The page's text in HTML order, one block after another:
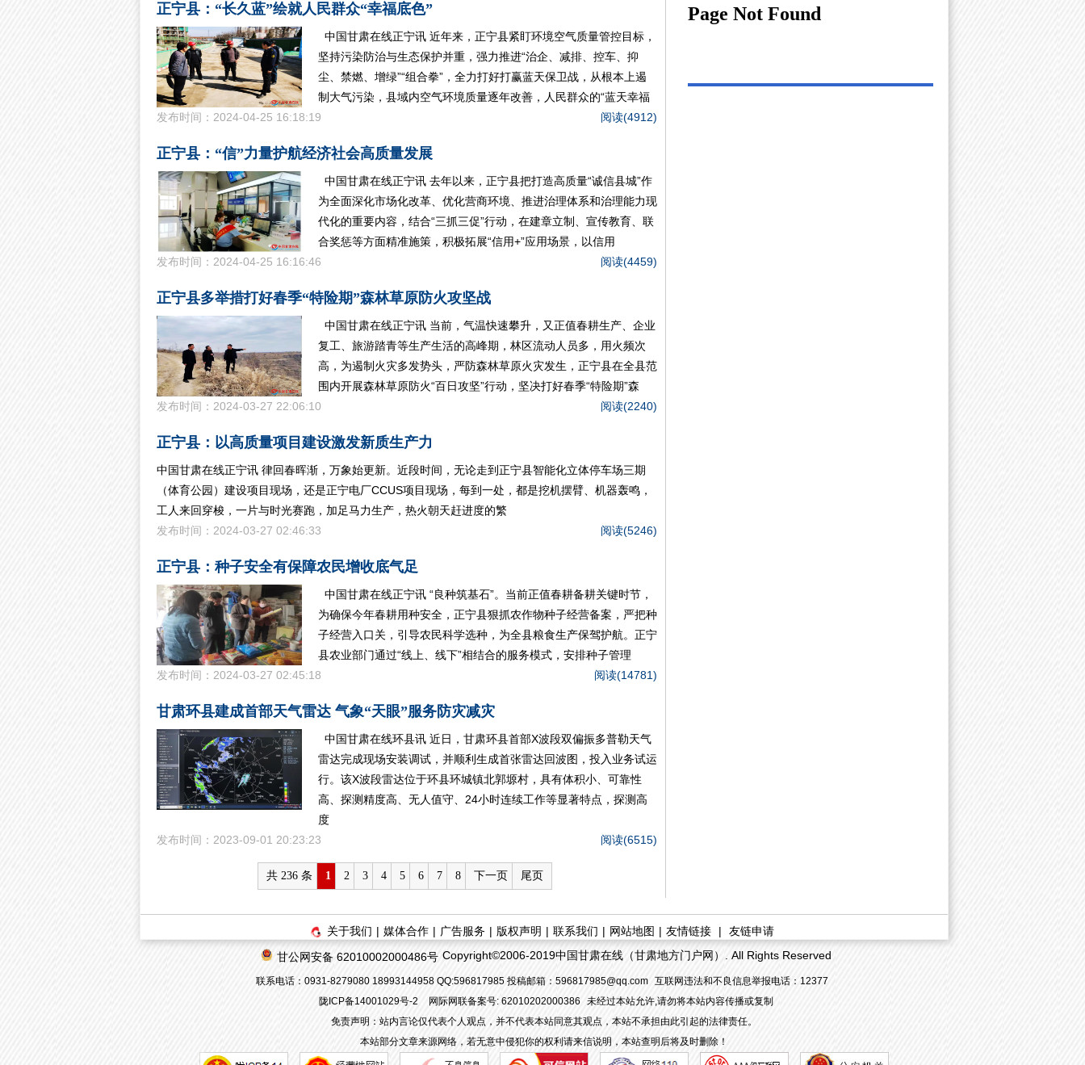
正宁县：“长久蓝”绘就人民群众“幸福底色”
中国甘肃在线正宁讯 近年来，正宁县紧盯环境空气质量管控目标，
坚持污染防治与生态保护并重，强力推进“治企、减排、控车、抑
尘、禁燃、增绿”“组合拳”，全力打好打赢蓝天保卫战，从根本上遏
制大气污染，县域内空气环境质量逐年改善，人民群众的“蓝天幸福
发布时间：2024-04-25 16:18:19
阅读(4912)
正宁县：“信”力量护航经济社会高质量发展
中国甘肃在线正宁讯 去年以来，正宁县把打造高质量“诚信县城”作
为全面深化市场化改革、优化营商环境、推进治理体系和治理能力现
代化的重要内容，结合“三抓三促”行动，在建章立制、宣传教育、联
合奖惩等方面精准施策，积极拓展“信用+”应用场景，以信用
发布时间：2024-04-25 16:16:46
阅读(4459)
正宁县多举措打好春季“特险期”森林草原防火攻坚战
中国甘肃在线正宁讯 当前，气温快速攀升，又正值春耕生产、企业
复工、旅游踏青等生产生活的高峰期，林区流动人员多，用火频次
高，为遏制火灾多发势头，严防森林草原火灾发生，正宁县在全县范
围内开展森林草原防火“百日攻坚”行动，坚决打好春季“特险期”森
发布时间：2024-03-27 22:06:10
阅读(2240)
正宁县：以高质量项目建设激发新质生产力
中国甘肃在线正宁讯 律回春晖渐，万象始更新。近段时间，无论走到正宁县智能化立体停车场三期
（体育公园）建设项目现场，还是正宁电厂CCUS项目现场，每到一处，都是挖机摆臂、机器轰鸣，
工人来回穿梭，一片与时光赛跑，加足马力生产，热火朝天赶进度的繁
发布时间：2024-03-27 02:46:33
阅读(5246)
正宁县：种子安全有保障农民增收底气足
中国甘肃在线正宁讯 “良种筑基石”。当前正值春耕备耕关键时节，
为确保今年春耕用种安全，正宁县狠抓农作物种子经营备案，严把种
子经营入口关，引导农民科学选种，为全县粮食生产保驾护航。正宁
县农业部门通过“线上、线下”相结合的服务模式，安排种子管理
发布时间：2024-03-27 02:45:18
阅读(14781)
甘肃环县建成首部天气雷达 气象“天眼”服务防灾减灾
中国甘肃在线环县讯 近日，甘肃环县首部X波段双偏振多普勒天气
雷达完成现场安装调试，并顺利生成首张雷达回波图，投入业务试运
行。该X波段雷达位于环县环城镇北郭塬村，具有体积小、可靠性
高、探测精度高、无人值守、24小时连续工作等显著特点，探测高
度
发布时间：2023-09-01 20:23:23
阅读(6515)
共 236 条 1 2 3 4 5 6 7 8 下一页 尾页
关于我们 | 媒体合作 | 广告服务 | 版权声明 | 联系我们 | 网站地图 | 友情链接 |
友链申请
甘公网安备 62010002000486号 Copyright©2006-2019中国甘肃在线（甘肃地方门户网）. All Rights Reserved
联系电话：0931-8279080 18993144958 QQ:596817985 投稿邮箱：596817985@qq.com 互联网违法和不良信息举报电话：12377
陇ICP备14001029号-2
网际网联备案号: 62010202000386
未经过本站允许,请勿将本站内容传播或复制
免责声明：站内言论仅代表个人观点，并不代表本站同意其观点，本站不承担由此引起的法律责任。
本站部分文章来源网络，若无意中侵犯你的权利请来信说明，本站查明后将及时删除！